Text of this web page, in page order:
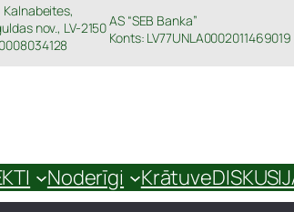
nov., LV-2150AS “SEB Banka”
Konts: LV77UNLA0002011469019
Noderīgi Krātuve